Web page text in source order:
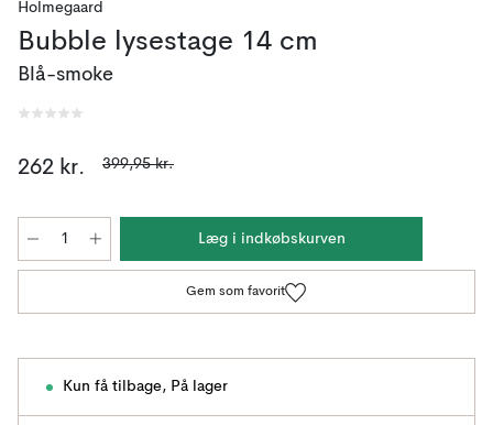
Holmegaard
Bubble lysestage 14 cm
Blå-smoke
262 kr. 399,95 kr.
Læg i indkøbskurven
Gem som favorit
Kun få tilbage, På lager